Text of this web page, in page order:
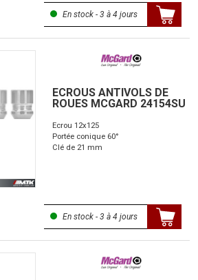
En stock - 3 à 4 jours
ECROUS ANTIVOLS DE
ROUES MCGARD 24154SU
Ecrou 12x125
Portée conique 60°
Clé de 21 mm
En stock - 3 à 4 jours